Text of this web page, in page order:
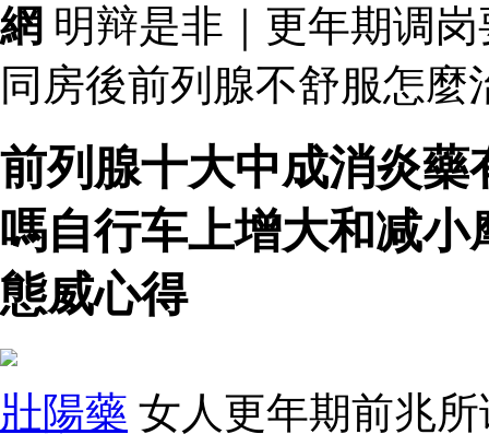
網 明辩是非｜更年期调
同房後前列腺不舒服怎麼
前列腺十大中成消炎
嗎自行车上增大和减
態威心得
壯陽藥 女人更年期前兆